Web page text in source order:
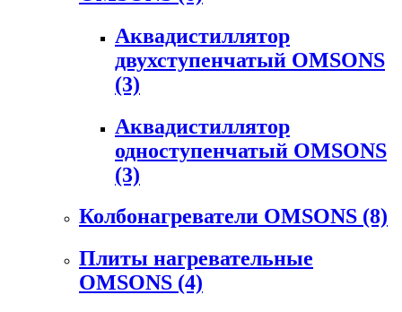
Аквадистиллятор
двухступенчатый OMSONS
(3)
Аквадистиллятор
одноступенчатый OMSONS
(3)
Колбонагреватели OMSONS (8)
Плиты нагревательные
OMSONS (4)